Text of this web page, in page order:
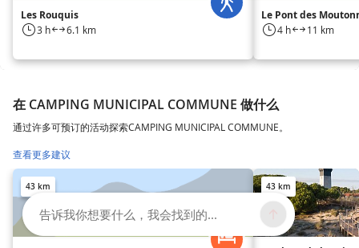
Les Rouquis
3 h 6.1 km
Le Pont des
4 h 11 km
在 CAMPING MUNICIPAL COMMUNE 做什么
通过许多可预订的活动探索CAMPING MUNICIPAL COMMUNE。
查看更多建议
43 km 43 km
告诉我你想要什么，我会找到的...